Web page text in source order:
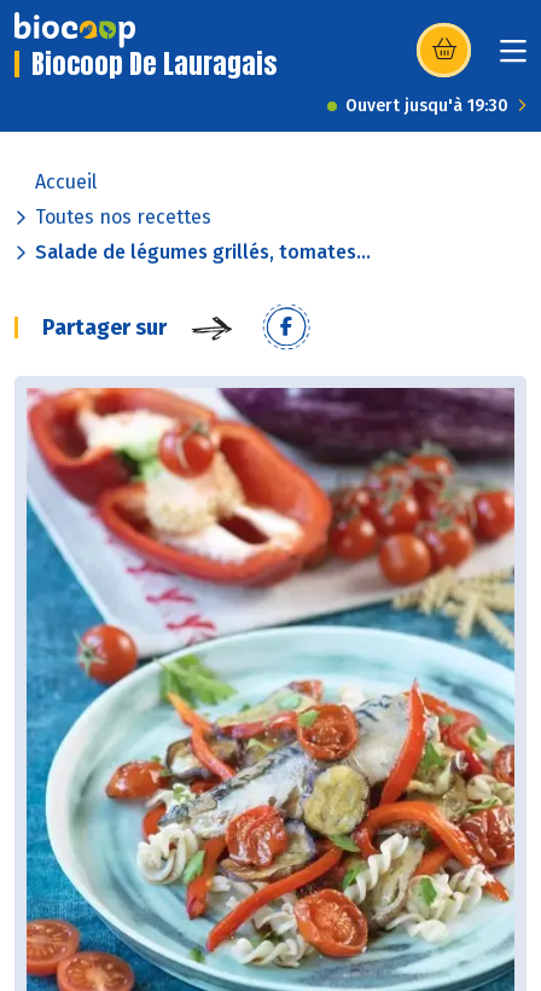
Biocoop De Lauragais (s’ouvre dans
Ouvert jusqu'à 19:30
Accueil
Toutes nos recettes
Salade de légumes grillés, tomates...
Partager sur